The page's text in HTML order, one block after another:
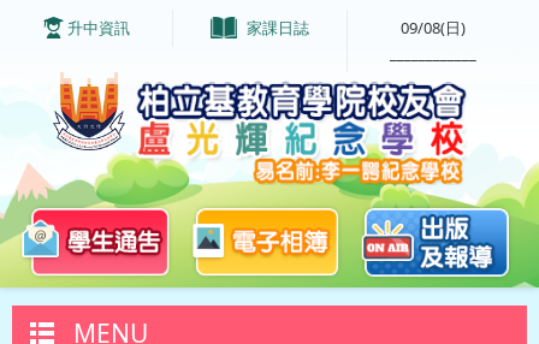
升中資訊 家課日誌
09/08(日)
MENU